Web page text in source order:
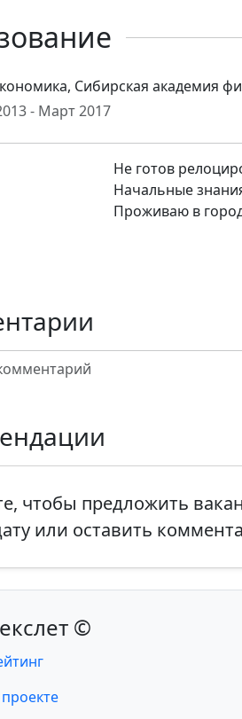
Сибирская академия
- Март 2017
Не готов
Начальные
Проживаю в
чтобы предложить
или оставить
©